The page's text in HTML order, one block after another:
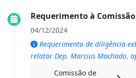
Requerimento à Comissão
04/12/2024
Requerimento de diligência
relator Dep. Marcius Machado,
Comissão de